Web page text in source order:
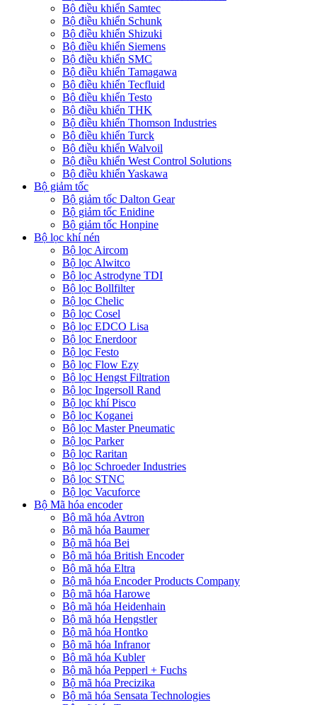
Bộ điều khiển Samtec
Bộ điều khiển Schunk
Bộ điều khiển Shizuki
Bộ điều khiển Siemens
Bộ điều khiển SMC
Bộ điều khiển Tamagawa
Bộ điều khiển Tecfluid
Bộ điều khiển Testo
Bộ điều khiển THK
Bộ điều khiển Thomson Industries
Bộ điều khiển Turck
Bộ điều khiển Walvoil
Bộ điều khiển West Control Solutions
Bộ điều khiển Yaskawa
Bộ giảm tốc
Bộ giảm tốc Dalton Gear
Bộ giảm tốc Enidine
Bộ giảm tốc Honpine
Bộ lọc khí nén
Bộ lọc Aircom
Bộ lọc Alwitco
Bộ lọc Astrodyne TDI
Bộ lọc Bollfilter
Bộ lọc Chelic
Bộ lọc Cosel
Bộ lọc EDCO Lisa
Bộ lọc Enerdoor
Bộ lọc Festo
Bộ lọc Flow Ezy
Bộ lọc Hengst Filtration
Bộ lọc Ingersoll Rand
Bộ lọc khí Pisco
Bộ lọc Koganei
Bộ lọc Master Pneumatic
Bộ lọc Parker
Bộ lọc Raritan
Bộ lọc Schroeder Industries
Bộ lọc STNC
Bộ lọc Vacuforce
Bộ Mã hóa encoder
Bộ mã hóa Avtron
Bộ mã hóa Baumer
Bộ mã hóa Bei
Bộ mã hóa British Encoder
Bộ mã hóa Eltra
Bộ mã hóa Encoder Products Company
Bộ mã hóa Harowe
Bộ mã hóa Heidenhain
Bộ mã hóa Hengstler
Bộ mã hóa Hontko
Bộ mã hóa Infranor
Bộ mã hóa Kubler
Bộ mã hóa Pepperl + Fuchs
Bộ mã hóa Precizika
Bộ mã hóa Sensata Technologies